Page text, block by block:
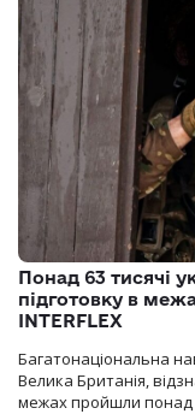
Понад 63 тисячі
підготовку в
INTERFLEX
Багатонаціональна
Велика Британія,
межах пройшли понад